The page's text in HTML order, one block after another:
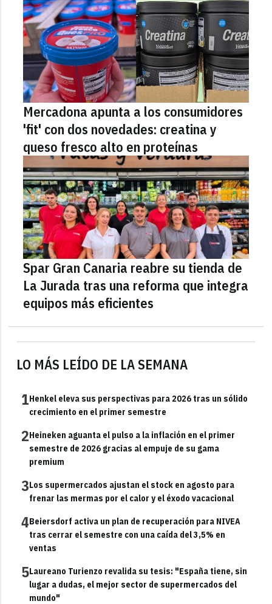
LO MÁS LEÍDO DE LA SEMANA
1Henkel eleva sus perspectivas para 2026 tras un sólido
crecimiento en el primer semestre
2Heineken aguanta el pulso a la inflación en el primer
semestre de 2026 gracias al empuje de su gama
premium
3Los supermercados ajustan el stock en agosto para
frenar las mermas por el calor y el éxodo vacacional
4Beiersdorf activa un plan de recuperación para NIVEA
tras cerrar el semestre con una caída del 3,5% en
ventas
5Laureano Turienzo revalida su tesis: "España tiene, sin
lugar a dudas, el mejor sector de supermercados del
mundo"
Mercadona apunta a los consumidores
'fit' con dos novedades: creatina y
queso fresco alto en proteínas
Spar Gran Canaria reabre su tienda de
La Jurada tras una reforma que integra
equipos más eficientes